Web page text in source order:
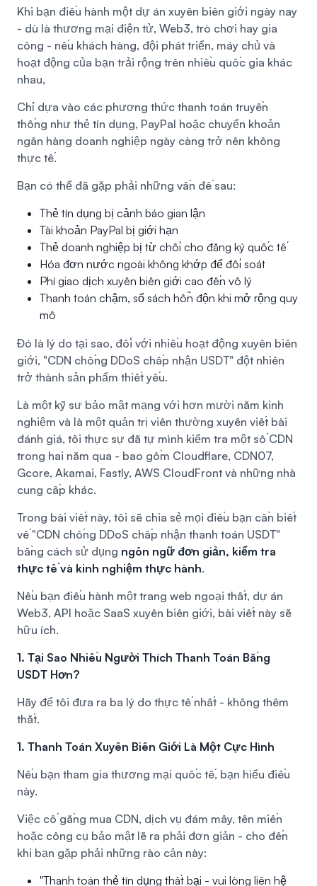
Khi bạn điều hành một dự án xuyên biên giới ngày nay
- dù là thương mại điện tử, Web3, trò chơi hay gia
công - nếu khách hàng, đội phát triển, máy chủ và
hoạt động của bạn trải rộng trên nhiều quốc gia khác
nhau,
Chỉ dựa vào các phương thức thanh toán truyền
thống như thẻ tín dụng, PayPal hoặc chuyển khoản
ngân hàng doanh nghiệp ngày càng trở nên không
thực tế.
Bạn có thể đã gặp phải những vấn đề sau:
Thẻ tín dụng bị cảnh báo gian lận
Tài khoản PayPal bị giới hạn
Thẻ doanh nghiệp bị từ chối cho đăng ký quốc tế
Hóa đơn nước ngoài không khớp để đối soát
Phí giao dịch xuyên biên giới cao đến vô lý
Thanh toán chậm, sổ sách hỗn độn khi mở rộng quy
mô
Đó là lý do tại sao, đối với nhiều hoạt động xuyên biên
giới, "CDN chống DDoS chấp nhận USDT" đột nhiên
trở thành sản phẩm thiết yếu.
Là một kỹ sư bảo mật mạng với hơn mười năm kinh
nghiệm và là một quản trị viên thường xuyên viết bài
đánh giá, tôi thực sự đã tự mình kiểm tra một số CDN
trong hai năm qua - bao gồm Cloudflare, CDN07,
Gcore, Akamai, Fastly, AWS CloudFront và những nhà
cung cấp khác.
Trong bài viết này, tôi sẽ chia sẻ mọi điều bạn cần biết
về "CDN chống DDoS chấp nhận thanh toán USDT"
bằng cách sử dụng ngôn ngữ đơn giản, kiểm tra
thực tế và kinh nghiệm thực hành.
Nếu bạn điều hành một trang web ngoại thất, dự án
Web3, API hoặc SaaS xuyên biên giới, bài viết này sẽ
hữu ích.
1. Tại Sao Nhiều Người Thích Thanh Toán Bằng
USDT Hơn?
Hãy để tôi đưa ra ba lý do thực tế nhất - không thêm
thắt.
1. Thanh Toán Xuyên Biên Giới Là Một Cực Hình
Nếu bạn tham gia thương mại quốc tế, bạn hiểu điều
này.
Việc cố gắng mua CDN, dịch vụ đám mây, tên miền
hoặc công cụ bảo mật lẽ ra phải đơn giản - cho đến
khi bạn gặp phải những rào cản này:
"Thanh toán thẻ tín dụng thất bại - vui lòng liên hệ